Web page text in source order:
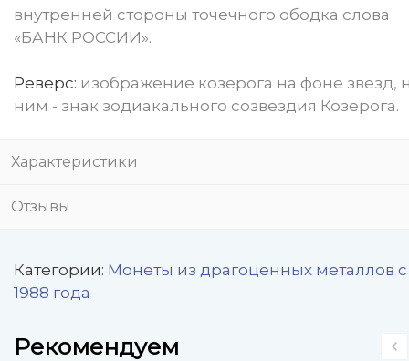
внутренней стороны точечного ободка слова
«БАНК РОССИИ».
Реверс: изображение козерога на фоне звeзд,
ним - знак зодиакального созвездия Козерога.
Характеристики
Отзывы
Категории: Монеты из драгоценных металлов с
1988 года
Рекомендуем